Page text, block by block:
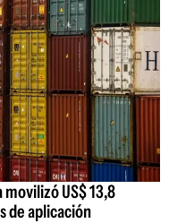
US$ 13,8
de aplicación